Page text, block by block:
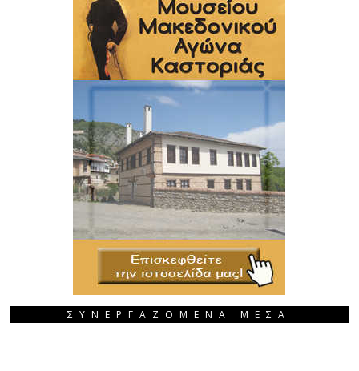
ΣΥΝΕΡΓΑΖΟΜΕΝΑ ΜΕΣΑ